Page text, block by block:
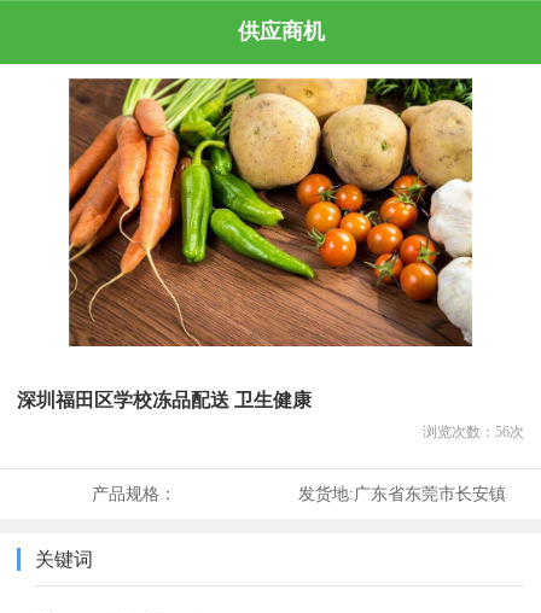
供应商机
深圳福田区学校冻品配送 卫生健康
浏览次数： 56次
产品规格： 发货地:广东省东莞市长安镇
关键词